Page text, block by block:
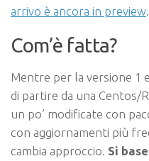
arrivo è ancora in preview.
Com’è fatta?
Mentre per la versione 1
di partire da una Centos/
un po’ modificate con
con aggiornamenti più
cambia approccio. Si